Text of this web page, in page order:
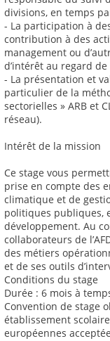
divisions, en temps
- La participation à
contribution à des
management ou
d’intérêt au regard
- La présentation et
particulier de la
sectorielles » ARB et
réseau).
Intérêt de la mission
Ce stage vous
prise en compte des
climatique et de
politiques publiques,
développement. Au
collaborateurs de
des métiers
et de ses outils
Conditions du stage
Durée : 6 mois à
Convention de stage
établissement
européennes